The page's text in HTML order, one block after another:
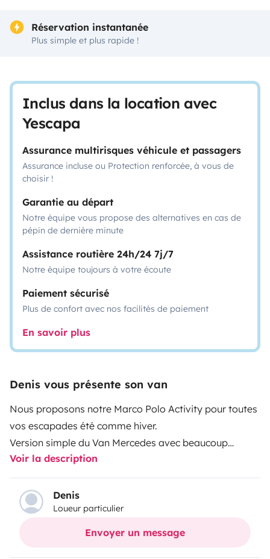
Réservation instantanée
Plus simple et plus rapide !
Inclus dans la location avec
Yescapa
Assurance multirisques véhicule et passagers
Assurance incluse ou Protection renforcée, à vous de
choisir !
Garantie au départ
Notre équipe vous propose des alternatives en cas de
pépin de dernière minute
Assistance routière 24h/24 7j/7
Notre équipe toujours à votre écoute
Paiement sécurisé
Plus de confort avec nos facilités de paiement
En savoir plus
Denis vous présente son van
Nous proposons notre Marco Polo Activity pour toutes
vos escapades été comme hiver.
Version simple du Van Mercedes avec beaucoup
d’espace. Le coin cuisine fixe n’est pas, à la place une
banquette 3 places isofix. La cuisine est alors faites
grâce à un réchaud deux gaz camping gaz (cartouche
clipsable).
Un lit deux places dans le toit relevable et un grand lit
Voir la description
Denis
Loueur particulier
Envoyer un message